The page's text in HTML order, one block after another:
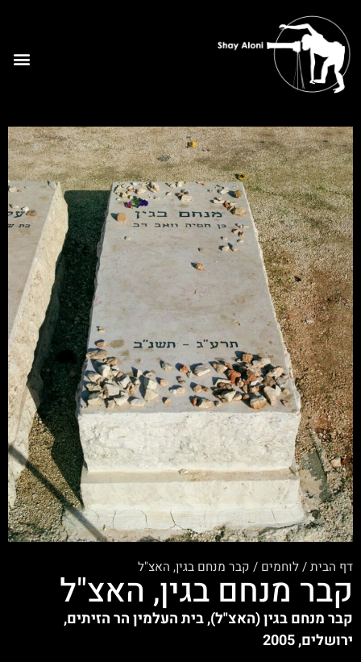
דף הבית/לוחמים / קבר מנחם בגין, האצ"ל
קבר מנחם בגין, האצ"ל
קבר מנחם בגין (האצ"ל), בית העלמין הר הזיתים,
ירושלים, 2005